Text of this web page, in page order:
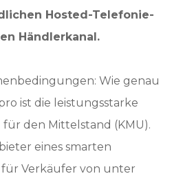
Hosted-Telefonie-
Händlerkanal.
Wie genau
ist die leistungsstarke
den Mittelstand (KMU).
eines smarten
Verkäufer von unter